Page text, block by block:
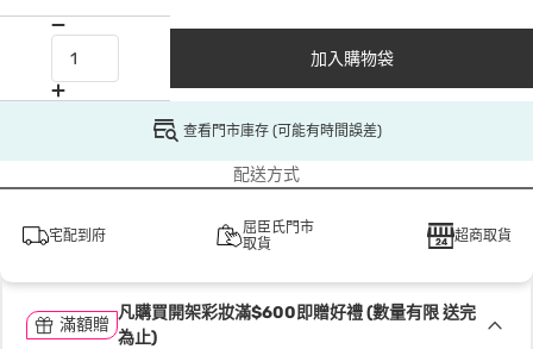
加入購物袋
查看門市庫存 (可能有時間誤差)
配送方式
宅配到府
屈臣氏門市
取貨
超商取貨
滿額贈
凡購買開架彩妝滿$600即贈好禮 (數量有限 送完
為止)